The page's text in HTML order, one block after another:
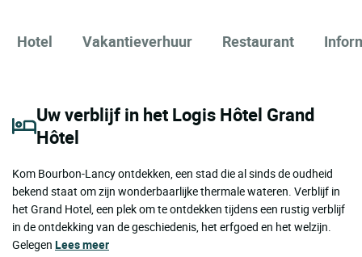
Hotel Vakantieverhuur Restaurant
Uw verblijf in het Logis Hôtel Grand
Hôtel
Kom Bourbon-Lancy ontdekken, een stad die al sinds de oudheid
bekend staat om zijn wonderbaarlijke thermale wateren. Verblijf in
het Grand Hotel, een plek om te ontdekken tijdens een rustig verblijf
in de ontdekking van de geschiedenis, het erfgoed en het welzijn.
Gelegen Lees meer